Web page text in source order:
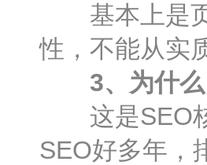
基本上是页
性，不能从实
3、为什
这是SEO核
SEO好多年，